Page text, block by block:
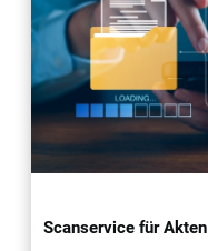
Scanservice für Akten